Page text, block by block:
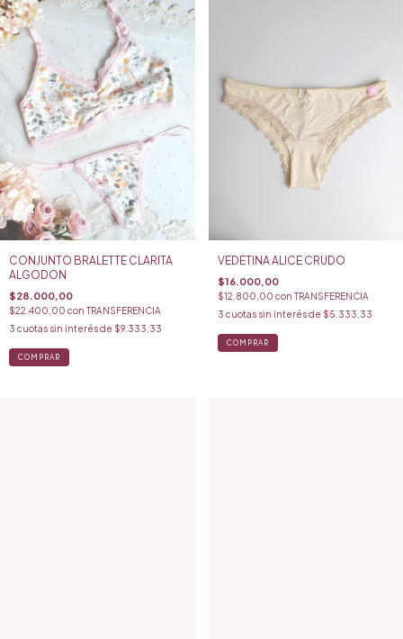
CONJUNTO BRALETTE CLARITA
ALGODON
$28.000,00
$22.400,00 con TRANSFERENCIA
3 cuotas sin interés de $9.333,33
COMPRAR
VEDETINA ALICE CRUDO
$16.000,00
$12.800,00 con TRANSFERENCIA
3 cuotas sin interés de $5.333,33
COMPRAR